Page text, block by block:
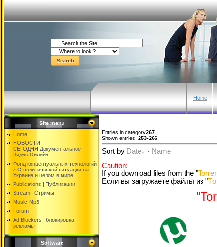
Home
Site menu
Home
НОВОСТИ
СЕГОДНЯ:Документальнoе
Видео Oнлайн
Фонд концептуальных технологий
» O политической ситуации на
Украине и целом в мире
Publications | Публикации
Stream | Стримы
Music-Mp3
Forum
Ad Blockers | блокировкa
рекламы
Software
Entries in category267
Shown entries: 253-266
Sort by Date · Name
Caution:
If you download files from the "
Если вы загружаете файлы из "